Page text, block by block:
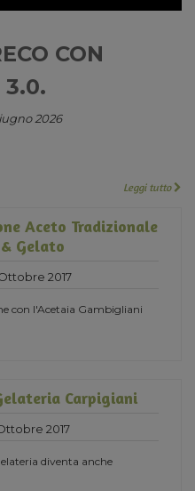
CON
3.0.
2026
Leggi tutto
Aceto Tradizionale
Gelato
2017
con l'Acetaia Gambigliani
Carpigiani
2017
diventa anche